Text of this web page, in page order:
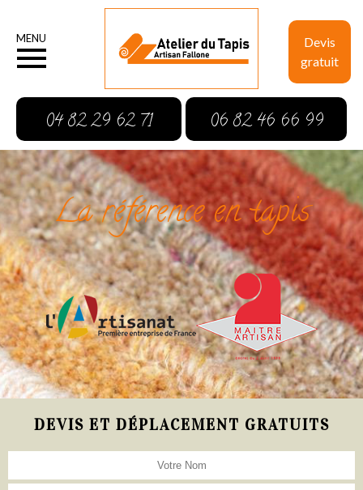
Devis
gratuit
MENU
04 82 29 62 71 06 82 46 66 99
La référence en tapis
DEVIS ET DÉPLACEMENT GRATUITS